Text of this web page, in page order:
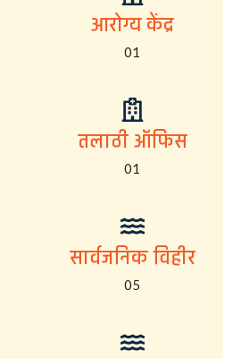
आरोग्य केंद्र
01
तलाठी ऑफिस
01
सार्वजनिक विहीर
05